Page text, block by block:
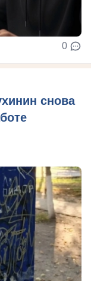
0
снова